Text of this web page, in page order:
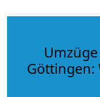
Göttingen: